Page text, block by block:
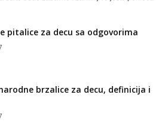
pitalice za decu sa odgovorima
brzalice za decu, definicija i